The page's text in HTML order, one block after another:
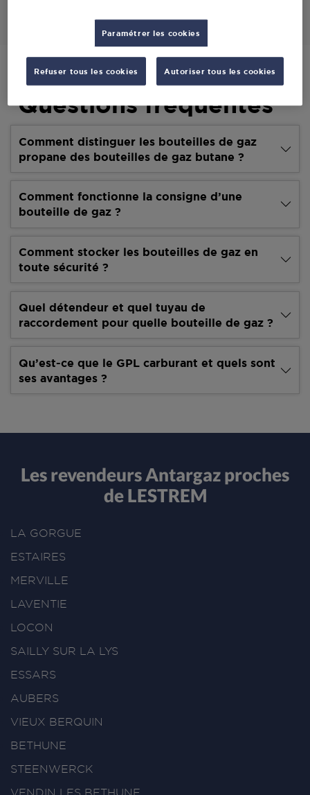
Questions fréquentes
Comment distinguer les bouteilles de gaz
propane des bouteilles de gaz butane ?
Comment fonctionne la consigne d’une
bouteille de gaz ?
Comment stocker les bouteilles de gaz en
toute sécurité ?
Quel détendeur et quel tuyau de
raccordement pour quelle bouteille de gaz ?
Qu’est-ce que le GPL carburant et quels sont
ses avantages ?
Les revendeurs Antargaz proches
de LESTREM
LA GORGUE
ESTAIRES
MERVILLE
LAVENTIE
LOCON
SAILLY SUR LA LYS
ESSARS
AUBERS
VIEUX BERQUIN
BETHUNE
STEENWERCK
VENDIN LES BETHUNE
Paramétrer les cookies
Refuser tous les cookies Autoriser tous les cookies